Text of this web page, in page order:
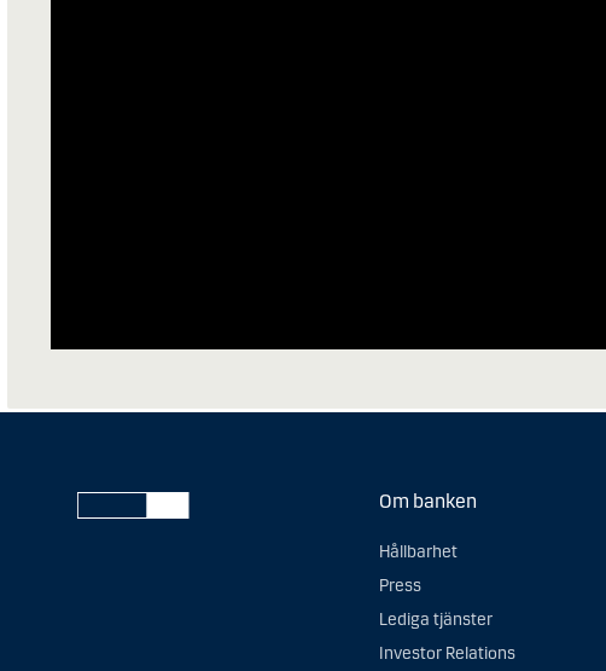
Om banken
Hållbarhet
Press
Lediga tjänster
Investor Relations